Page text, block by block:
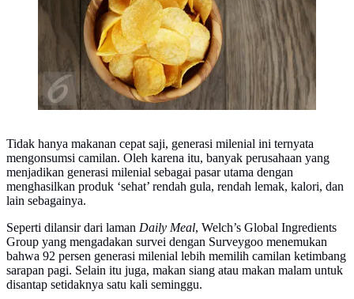
Tidak hanya makanan cepat saji, generasi milenial ini ternyata
mengonsumsi camilan. Oleh karena itu, banyak perusahaan yang
menjadikan generasi milenial sebagai pasar utama dengan
menghasilkan produk ‘sehat’ rendah gula, rendah lemak, kalori, dan
lain sebagainya.
Seperti dilansir dari laman Daily Meal, Welch’s Global Ingredients
Group yang mengadakan survei dengan Surveygoo menemukan
bahwa 92 persen generasi milenial lebih memilih camilan ketimbang
sarapan pagi. Selain itu juga, makan siang atau makan malam untuk
disantap setidaknya satu kali seminggu.